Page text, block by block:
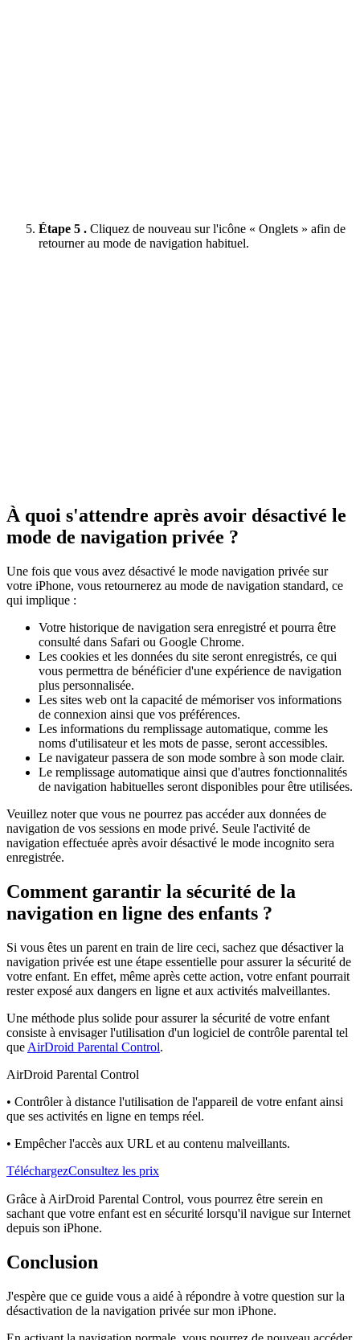
Étape 5 . Cliquez de nouveau sur l'icône « Onglets » afin de
retourner au mode de navigation habituel.
À quoi s'attendre après avoir désactivé le
mode de navigation privée ?
Une fois que vous avez désactivé le mode navigation privée sur
votre iPhone, vous retournerez au mode de navigation standard, ce
qui implique :
Votre historique de navigation sera enregistré et pourra être
consulté dans Safari ou Google Chrome.
Les cookies et les données du site seront enregistrés, ce qui
vous permettra de bénéficier d'une expérience de navigation
plus personnalisée.
Les sites web ont la capacité de mémoriser vos informations
de connexion ainsi que vos préférences.
Les informations du remplissage automatique, comme les
noms d'utilisateur et les mots de passe, seront accessibles.
Le navigateur passera de son mode sombre à son mode clair.
Le remplissage automatique ainsi que d'autres fonctionnalités
de navigation habituelles seront disponibles pour être utilisées.
Veuillez noter que vous ne pourrez pas accéder aux données de
navigation de vos sessions en mode privé. Seule l'activité de
navigation effectuée après avoir désactivé le mode incognito sera
enregistrée.
Comment garantir la sécurité de la
navigation en ligne des enfants ?
Si vous êtes un parent en train de lire ceci, sachez que désactiver la
navigation privée est une étape essentielle pour assurer la sécurité de
votre enfant. En effet, même après cette action, votre enfant pourrait
rester exposé aux dangers en ligne et aux activités malveillantes.
Une méthode plus solide pour assurer la sécurité de votre enfant
consiste à envisager l'utilisation d'un logiciel de contrôle parental tel
que AirDroid Parental Control.
AirDroid Parental Control
• Contrôler à distance l'utilisation de l'appareil de votre enfant ainsi
que ses activités en ligne en temps réel.
• Empêcher l'accès aux URL et au contenu malveillants.
TéléchargezConsultez les prix
Grâce à AirDroid Parental Control, vous pourrez être serein en
sachant que votre enfant est en sécurité lorsqu'il navigue sur Internet
depuis son iPhone.
Conclusion
J'espère que ce guide vous a aidé à répondre à votre question sur la
désactivation de la navigation privée sur mon iPhone.